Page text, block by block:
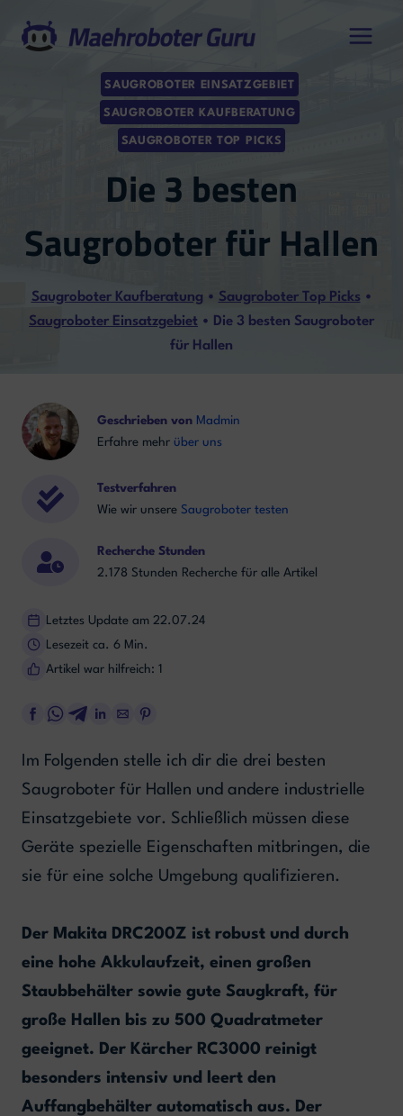
Inhalt
SAUGROBOTER EINSATZGEBIET
SAUGROBOTER KAUFBERATUNG
SAUGROBOTER TOP PICKS
Die 3 besten
Saugroboter für Hallen
Saugroboter Kaufberatung • Saugroboter Top Picks •
Saugroboter Einsatzgebiet • Die 3 besten Saugroboter
für Hallen
Geschrieben von Madmin
Erfahre mehr über uns
Testverfahren
Wie wir unsere Saugroboter testen
Recherche Stunden
2.178 Stunden Recherche für alle Artikel
Letztes Update am 22.07.24
Lesezeit ca. 6 Min.
Artikel war hilfreich: 1
Im Folgenden stelle ich dir die drei besten
Saugroboter für Hallen und andere industrielle
Einsatzgebiete vor. Schließlich müssen diese
Geräte spezielle Eigenschaften mitbringen, die
sie für eine solche Umgebung qualifizieren.
Der Makita DRC200Z ist robust und durch
eine hohe Akkulaufzeit, einen großen
Staubbehälter sowie gute Saugkraft, für
große Hallen bis zu 500 Quadratmeter
geeignet. Der Kärcher RC3000 reinigt
besonders intensiv und leert den
Auffangbehälter automatisch aus. Der